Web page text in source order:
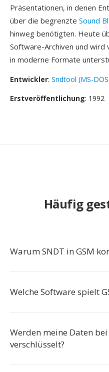
Präsentationen, in denen
über die begrenzte Sound
hinweg benötigten. Heute
Software-Archiven und wird
in moderne Formate
Entwickler: Sndtool (MS-
Erstveröffentlichung: 1992
Häufig
Warum SNDT in GSM
Welche Software spielt
Werden meine Daten
verschlüsselt?